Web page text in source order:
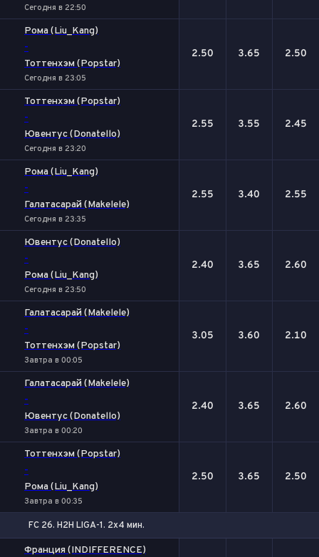
Сегодня в 22:50
Рома (Liu_Kang)
-
Тоттенхэм (Popstar)
Сегодня в 23:05
2.50 3.65 2.50
Тоттенхэм (Popstar)
-
Ювентус (Donatello)
Сегодня в 23:20
2.55 3.55 2.45
Рома (Liu_Kang)
-
Галатасарай (Makelele)
Сегодня в 23:35
2.55 3.40 2.55
Ювентус (Donatello)
-
Рома (Liu_Kang)
Сегодня в 23:50
2.40 3.65 2.60
Галатасарай (Makelele)
-
Тоттенхэм (Popstar)
Завтра в 00:05
3.05 3.60 2.10
Галатасарай (Makelele)
-
Ювентус (Donatello)
Завтра в 00:20
2.40 3.65 2.60
Тоттенхэм (Popstar)
-
Рома (Liu_Kang)
Завтра в 00:35
2.50 3.65 2.50
FC 26. H2H LIGA-1. 2x4 мин.
Франция (INDIFFERENCE)